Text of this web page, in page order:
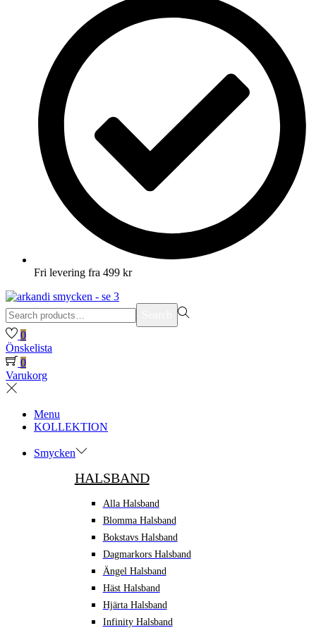
Fri levering fra 499 kr
Search
for:>
0
Önskelista
0
Varukorg
Menu
KOLLEKTION
Smycken
HALSBAND
Alla Halsband
Blomma Halsband
Bokstavs Halsband
Dagmarkors Halsband
Ängel Halsband
Häst Halsband
Hjärta Halsband
Infinity Halsband